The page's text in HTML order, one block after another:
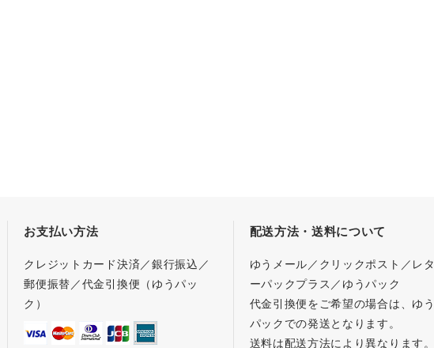
お支払い方法
クレジットカード決済／銀行振込／
郵便振替／代金引換便（ゆうパッ
ク）
配送方法・送料について
ゆうメール／クリックポスト／レタ
ーパックプラス／ゆうパック
代金引換便をご希望の場合は、ゆう
パックでの発送となります。
送料は配送方法により異なります。